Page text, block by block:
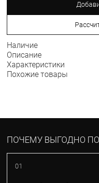
Наличие
Описание
Характеристики
Похожие товары
ПОЧЕМУ ВЫГОДНО
01